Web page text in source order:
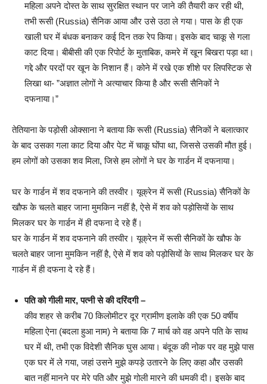
महिला अपने दोस्त के साथ सुरक्षित स्थान पर जाने की तैयारी कर रही थी,
तभी रूसी (Russia) सैनिक आया और उसे उठा ले गया। पास के ही एक
खाली घर में बंधक बनाकर कई दिन तक रेप किया। इसके बाद चाकू से गला
काट दिया। बीबीसी की एक रिपोर्ट के मुताबिक, कमरे में खून बिखरा पड़ा था।
गद्दे और परदों पर खून के निशान हैं। कोने में रखे एक शीशे पर लिपस्टिक से
लिखा था- ”अज्ञात लोगों ने अत्याचार किया है और रूसी सैनिकों ने
दफनाया।”
तेतियाना के पड़ोसी ओक्साना ने बताया कि रूसी (Russia) सैनिकों ने बलात्कार
के बाद उसका गला काट दिया और पेट में चाकू घोंपा था, जिससे उसकी मौत हुई।
हम लोगों को उसका शव मिला, जिसे हम लोगों ने घर के गार्डन में दफनाया।
घर के गार्डन में शव दफनाने की तस्वीर। यूक्रेन में रूसी (Russia) सैनिकों के
खौफ के चलते बाहर जाना मुमकिन नहीं है, ऐसे में शव को पड़ोसियों के साथ
मिलकर घर के गार्डन में ही दफना दे रहे हैं।
घर के गार्डन में शव दफनाने की तस्वीर। यूक्रेन में रूसी सैनिकों के खौफ के
चलते बाहर जाना मुमकिन नहीं है, ऐसे में शव को पड़ोसियों के साथ मिलकर घर के
गार्डन में ही दफना दे रहे हैं।
पति को गीली मार, पत्नी से की दरिंदगी –
कीव शहर से करीब 70 किलोमीटर दूर ग्रामीण इलाके की एक 50 वर्षीय
महिला ऐना (बदला हुआ नाम) ने बताया कि 7 मार्च को वह अपने पति के साथ
घर में थी, तभी एक विदेशी सैनिक घुस आया। बंदूक की नोक पर वह मुझे पास
एक घर में ले गया, जहां उसने मुझे कपड़े उतारने के लिए कहा और उसकी
बात नहीं मानने पर मेरे पति और मुझे गोली मारने की धमकी दी। इसके बाद